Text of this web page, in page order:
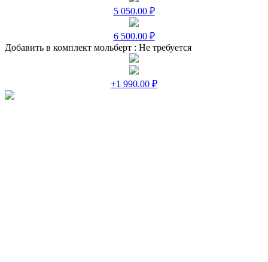
5 050.00 ₽
6 500.00 ₽
Добавить в комплект мольберт : Не требуется
+1 990.00 ₽